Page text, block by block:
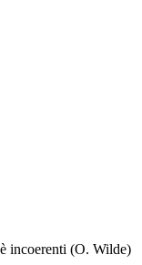
incoerenti (O. Wilde)